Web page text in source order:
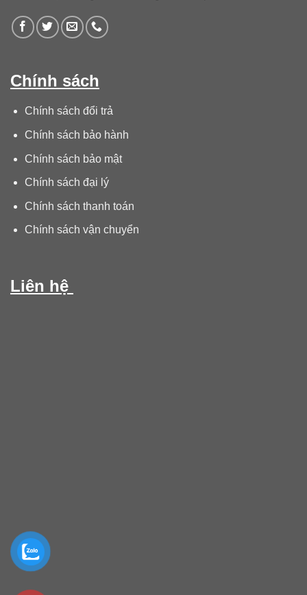
Chính sách
Chính sách đổi trả
Chính sách bảo hành
Chính sách bảo mật
Chính sách đại lý
Chính sách thanh toán
Chính sách vận chuyển
Liên hệ